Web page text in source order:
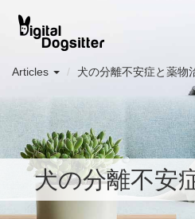
Articles 犬の分離不安症と薬物
犬の分離不安